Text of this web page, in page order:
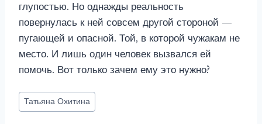
глупостью. Но однажды реальность
повернулась к ней совсем другой стороной —
пугающей и опасной. Той, в которой чужакам не
место. И лишь один человек вызвался ей
помочь. Вот только зачем ему это нужно?
Метки
записи:
Татьяна Охитина